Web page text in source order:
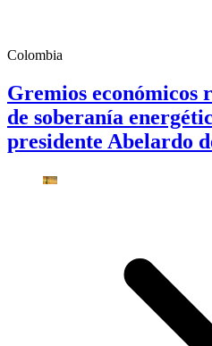
Colombia
Gremios económicos
de soberanía
presidente Abelardo